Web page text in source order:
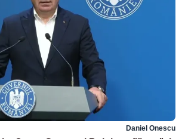
Daniel Onescu